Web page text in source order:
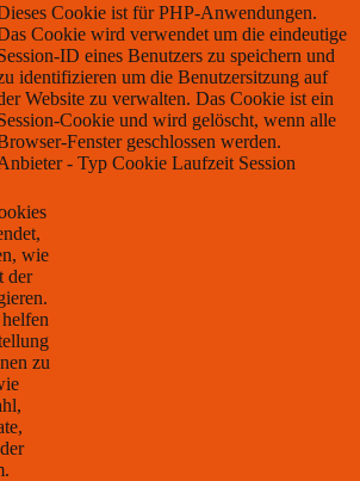
Cookie ist für PHP-Anwendungen.
Cookie wird verwendet um die eindeutige
ID eines Benutzers zu speichern und
identifizieren um die Benutzersitzung auf
Website zu verwalten. Das Cookie ist ein
Cookie und wird gelöscht, wenn alle
Fenster geschlossen werden.
- Typ Cookie Laufzeit Session
wie
der
zu